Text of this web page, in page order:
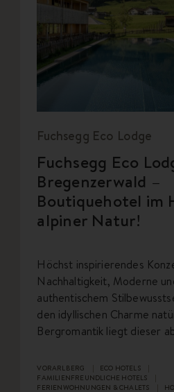
Fuchsegg Eco Lodge
Fuchsegg Eco
Bregenzerwald –
Boutiquehotel im
alpiner Natur!
Höchst inspirierendes
Nachhaltigkeit, Moderne
authentischem
den idyllischen Charme
Bergromantik liegt dieser
VORARLBERG
ECO HOTELS
FAMILIENFREUNDLICHE HOTELS
FERIENWOHNUNGEN & CHALETS